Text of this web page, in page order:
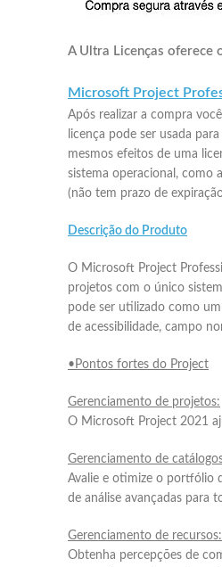
A Ultra Licenças oferece
Microsoft Project
Após realizar a compra
licença pode ser usada
mesmos efeitos de uma
sistema operacional, como
(não tem prazo de
Descrição do Produto
O Microsoft Project
projetos com o único
pode ser utilizado como
de acessibilidade, campo
•Pontos fortes do Project
Gerenciamento de projetos:
O Microsoft Project 2021
Gerenciamento de
Avalie e otimize o portfólio
de análise avançadas para
Gerenciamento de recursos:
Obtenha percepções de